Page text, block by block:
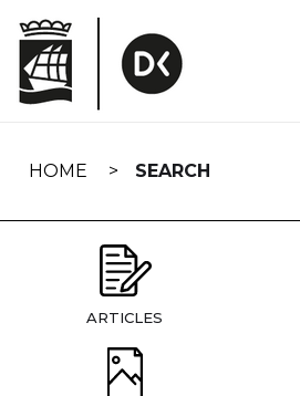
navigation
HOME SEARCH
ARTICLES